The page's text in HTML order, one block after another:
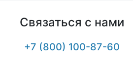
Связаться с нами
+7 (800) 100-87-60